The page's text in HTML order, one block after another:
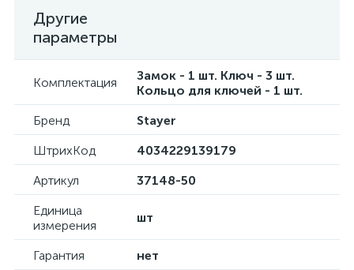
Другие
параметры
Комплектация
Замок - 1 шт. Ключ - 3 шт.
Кольцо для ключей - 1 шт.
Бренд
Stayer
ШтрихКод
4034229139179
Артикул
37148-50
Единица
измерения
шт
Гарантия нет